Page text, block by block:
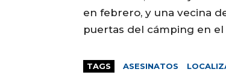
en febrero, y una vecina
puertas del cámping en el
TAGS ASESINATOS